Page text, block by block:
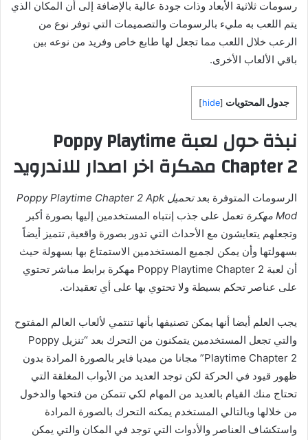
رسومات ثلاثية الأبعاد وذات جودة عالية بالإضافة إلى أن المكان الذي
يتم اللعب به مليء بالرسومات والتصميمات التي توفر نوع من
الرعب خلال اللعب مما تجعل لها طابع خاص وفريد من نوعه بين
باقي الألعاب الأخرى.
جدول المحتويات [
hide
]
نبذة حول لعبة Poppy Playtime
Chapter 2 مهكرة اخر اصدار للاندرويد
الرسومات المتوفرة بعد
تحميل Poppy Playtime Chapter 2 Apk
Mod مهكرة
تعمل على جذب إنتباه المستخدمين إليها بصورة أكبر
وتجعلهم يتعايشون مع الأحداث التي تدور بصورة واقعية, تتميز أيضاً
بسهولتها وأن يمكن لجميع المستخدمين الاستمتاع بها بسهولة حيث
أن لعبة Poppy Playtime Chapter 2 مهكرة برابط مباشر تحتوي
على عناصر تحكم بسيطة ولا تحتوي بها على أي تعقيدات.
يجب العلم أيضا أنها يمكن تصنيفها بأنها تنتمي لألعاب العالم المفتوح
والتي تجعل المستخدمين يتمكنون من التحرك بعد “تنزيل Poppy
Playtime Chapter 2” مجانا من ميديا فاير بالصورة المرادة بدون
ظهور قيود في الحركة لكن توجد العديد من الأبواب المغلقة التي
تحتاج منك القيام بالعديد من المهام لكي تتمكن من فتحها والدخول
من خلالها وبالتالي المستخدم يمكنه التحرك بالصورة المرادة
واستكشاف العناصر والأدوات التي توجد في المكان والتي يمكن